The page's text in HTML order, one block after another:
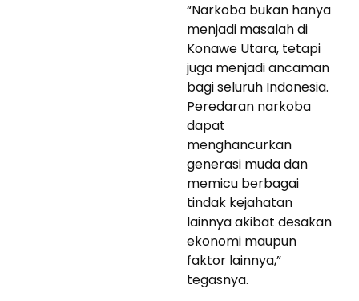
“Narkoba bukan hanya
menjadi masalah di
Konawe Utara, tetapi
juga menjadi ancaman
bagi seluruh Indonesia.
Peredaran narkoba
dapat
menghancurkan
generasi muda dan
memicu berbagai
tindak kejahatan
lainnya akibat desakan
ekonomi maupun
faktor lainnya,”
tegasnya.